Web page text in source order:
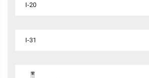
I-20
I-31